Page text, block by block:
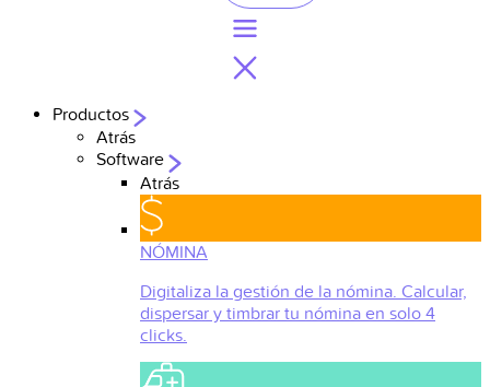
Productos
Atrás
Software
Atrás
NÓMINA
Digitaliza la gestión de la nómina. Calcular,
dispersar y timbrar tu nómina en solo 4
clicks.